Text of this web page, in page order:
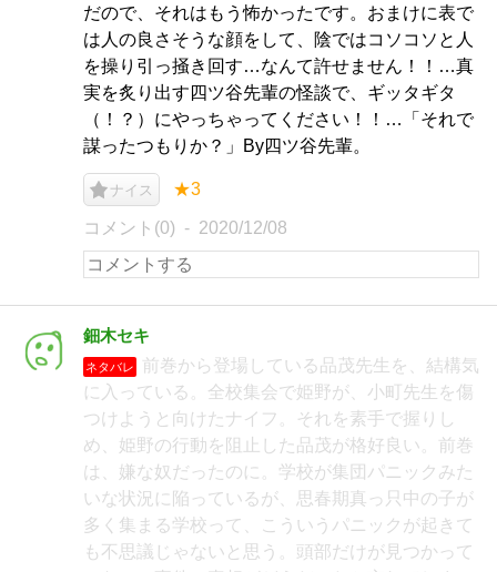
だので、それはもう怖かったです。おまけに表で
は人の良さそうな顔をして、陰ではコソコソと人
を操り引っ掻き回す…なんて許せません！！…真
実を炙り出す四ツ谷先輩の怪談で、ギッタギタ
（！？）にやっちゃってください！！…「それで
謀ったつもりか？」By四ツ谷先輩。
ナイス ★3
コメント(0) 2020/12/08
鈿木セキ
ネタバレ
前巻から登場している品茂先生を、結構気
に入っている。全校集会で姫野が、小町先生を傷
つけようと向けたナイフ。それを素手で握りし
め、姫野の行動を阻止した品茂が格好良い。前巻
は、嫌な奴だったのに。学校が集団パニックみた
いな状況に陥っているが、思春期真っ只中の子が
多く集まる学校って、こういうパニックが起きて
も不思議じゃないと思う。頭部だけが見つかって